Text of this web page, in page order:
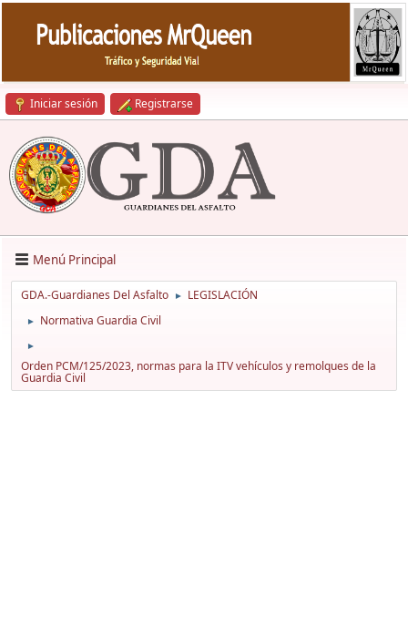
Iniciar sesión Registrarse
Menú Principal
GDA.-Guardianes Del Asfalto ► LEGISLACIÓN
► Normativa Guardia Civil
►
Orden PCM/125/2023, normas para la ITV vehículos y remolques de la
Guardia Civil